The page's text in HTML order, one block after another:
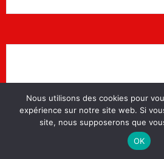
Commencez à
Profitez immédiatement
contenus préférés une fois
Nous utilisons des cookies pour
expérience sur notre site web. Si
site, nous supposerons que
OK